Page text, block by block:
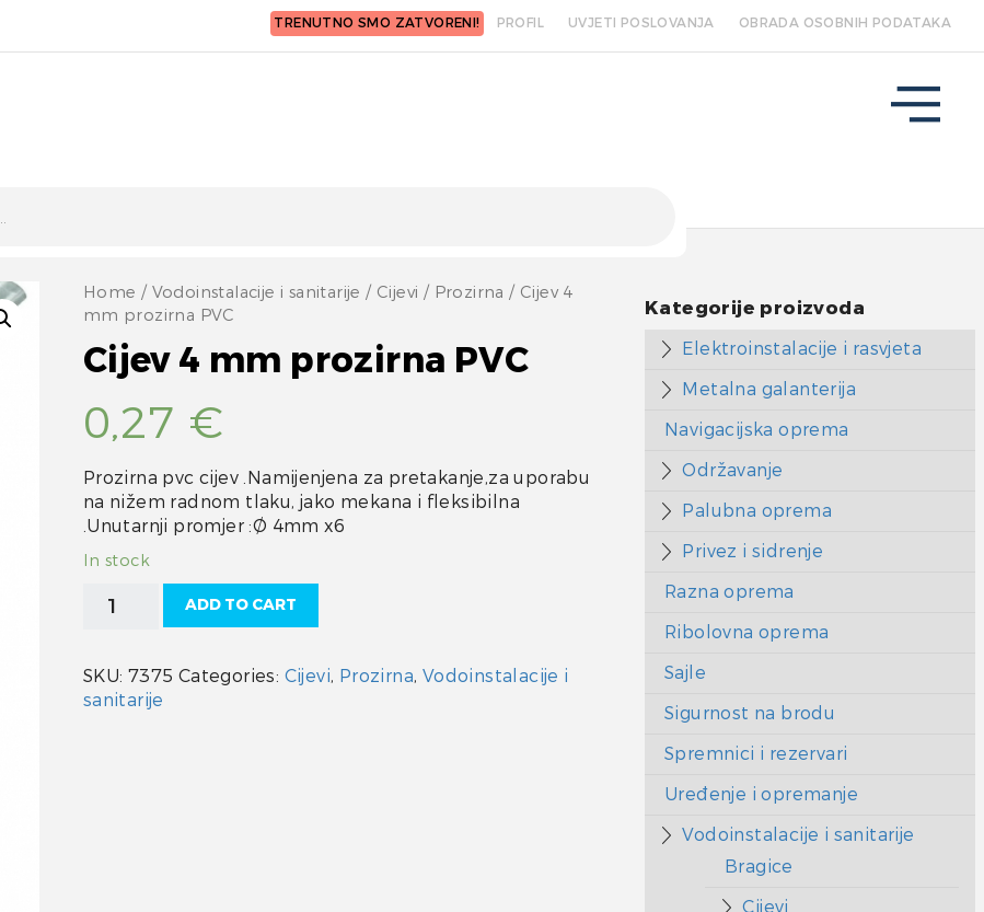
TRENUTNO SMO ZATVORENI! PROFIL UVJETI POSLOVANJA OBRADA OSOBNIH PODATAKA
Home / Vodoinstalacije i sanitarije / Cijevi / Prozirna / Cijev 4
mm prozirna PVC
Cijev 4 mm prozirna PVC
0,27 €
Prozirna pvc cijev .Namijenjena za pretakanje,za uporabu
na nižem radnom tlaku, jako mekana i fleksibilna
.Unutarnji promjer :Ø 4mm x6
In stock
Cijev
prozirna
PVC
quantity
ADD TO CART
SKU: 7375 Categories: Cijevi, Prozirna, Vodoinstalacije i
sanitarije
Kategorije proizvoda
Elektroinstalacije i rasvjeta
Metalna galanterija
Navigacijska oprema
Održavanje
Palubna oprema
Privez i sidrenje
Razna oprema
Ribolovna oprema
Sajle
Sigurnost na brodu
Spremnici i rezervari
Uređenje i opremanje
Vodoinstalacije i sanitarije
Bragice
Cijevi